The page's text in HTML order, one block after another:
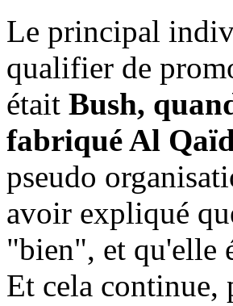
Le principal
qualifier de
était Bush,
fabriqué Al
pseudo
avoir expliqué
"bien", et qu'elle
Et cela continue,